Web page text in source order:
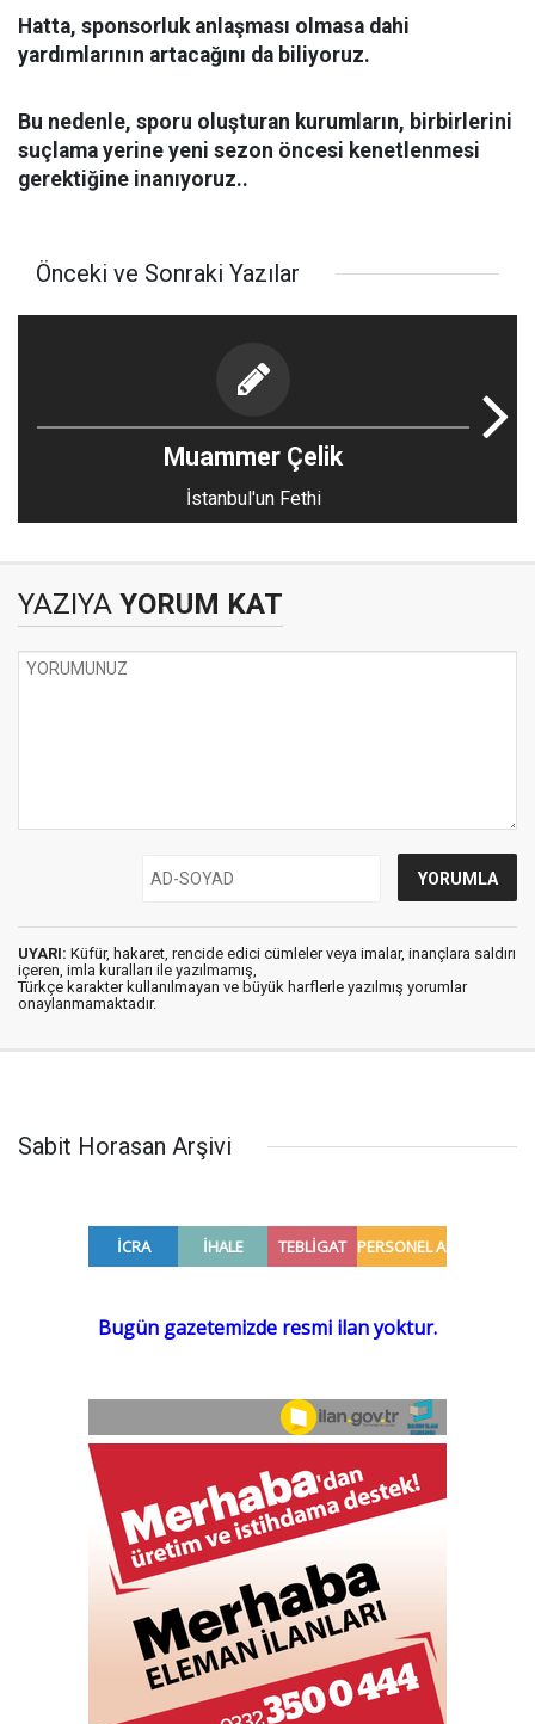
Hatta, sponsorluk anlaşması olmasa dahi
yardımlarının artacağını da biliyoruz.
Bu nedenle, sporu oluşturan kurumların, birbirlerini
suçlama yerine yeni sezon öncesi kenetlenmesi
gerektiğine inanıyoruz..
Önceki ve Sonraki Yazılar
Muammer Çelik
İstanbul'un Fethi
YAZIYA YORUM KAT
UYARI: Küfür, hakaret, rencide edici cümleler veya imalar, inançlara saldırı
içeren, imla kuralları ile yazılmamış,
Türkçe karakter kullanılmayan ve büyük harflerle yazılmış yorumlar
onaylanmamaktadır.
Sabit Horasan Arşivi